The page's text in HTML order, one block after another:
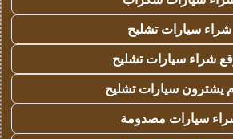
شراء سيارات تشليح
شراء سيارات تشليح
يشترون سيارات تشليح
سيارات مصدومة